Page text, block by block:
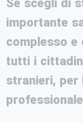
Se scegli di
importante
complesso
tutti i
stranieri, per